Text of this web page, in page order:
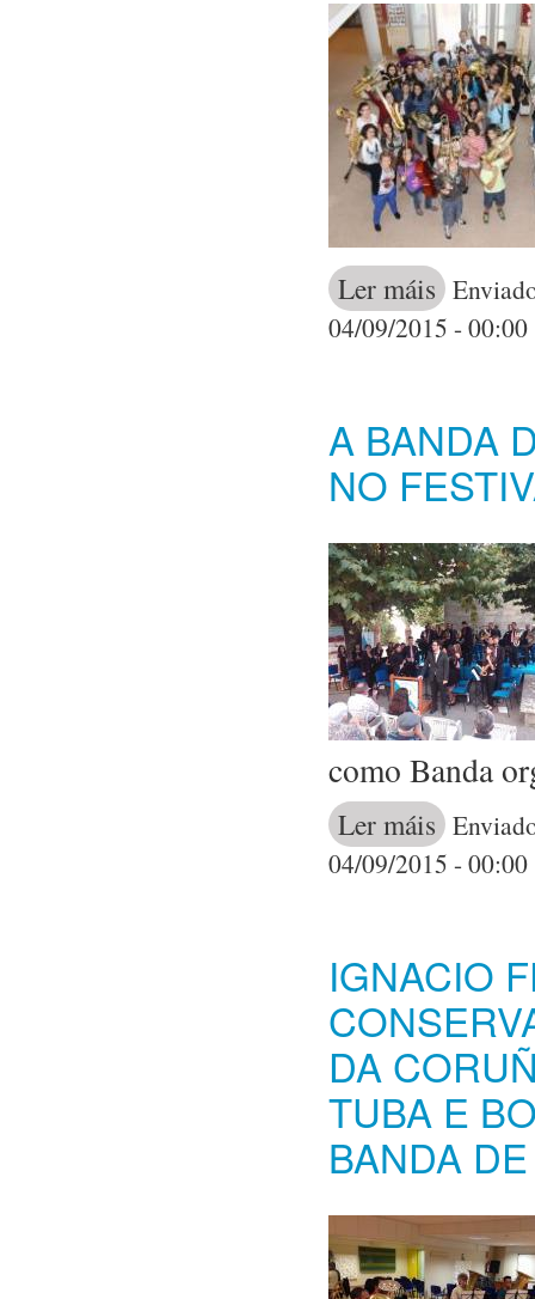
Ler máis acerca de A
04/09/2015 - 00:00
A BANDA
NO
como Banda
Ler máis acerca de A
04/09/2015 - 00:00
IGNACIO
DA
TUBA E
BANDA